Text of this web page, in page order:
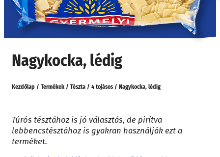
Nagykocka, lédig
Kezdőlap / Termékek / Tészta / 4 tojásos / Nagykocka, lédig
Túrós tésztához is jó választás, de pirítva
lebbencstésztához is gyakran használják ezt a
terméket.